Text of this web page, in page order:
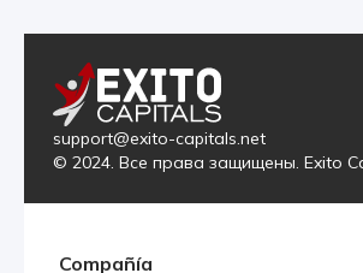
support@exito-capitals.net
© 2024. Все права защищены. Exito
Compañía